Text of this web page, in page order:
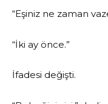
“Eşiniz ne zaman
“İki ay önce.”
İfadesi değişti.